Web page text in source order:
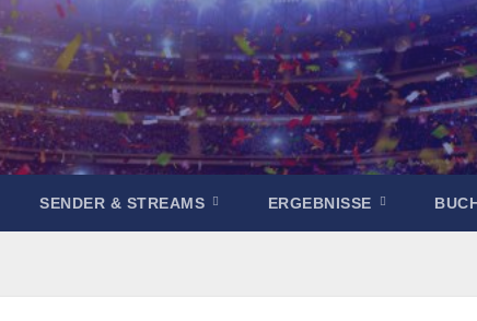
SENDER & STREAMS ERGEBNISSE